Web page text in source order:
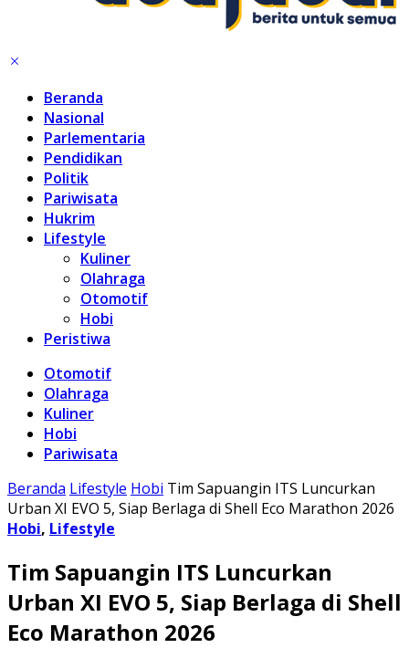
Beranda
Nasional
Parlementaria
Pendidikan
Politik
Pariwisata
Hukrim
Lifestyle
Kuliner
Olahraga
Otomotif
Hobi
Peristiwa
Otomotif
Olahraga
Kuliner
Hobi
Pariwisata
Beranda Lifestyle Hobi Tim Sapuangin ITS Luncurkan
Urban XI EVO 5, Siap Berlaga di Shell Eco Marathon 2026
Hobi, Lifestyle
Tim Sapuangin ITS Luncurkan
Urban XI EVO 5, Siap Berlaga di Shell
Eco Marathon 2026